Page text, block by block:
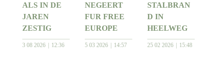
ALS IN DE
JAREN
ZESTIG
3 08 2026 12:36
NEGEERT
FUR FREE
EUROPE
5 03 2026 14:57
STALBRAN
D IN
HEELWEG
25 02 2026 15:48